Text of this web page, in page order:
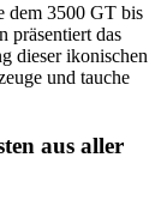
dem 3500 GT bis
präsentiert das
dieser ikonischen
und tauche
aus aller